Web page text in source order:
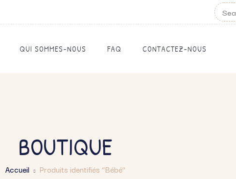
QUI SOMMES-NOUS FAQ CONTACTEZ-NOUS
BOUTIQUE
Accueil Produits identifiés “Bébé”